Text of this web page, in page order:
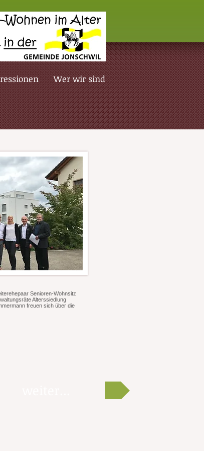
Wer wir sind
Senioren-Wohnsitz
Alterssiedlung
freuen sich über die